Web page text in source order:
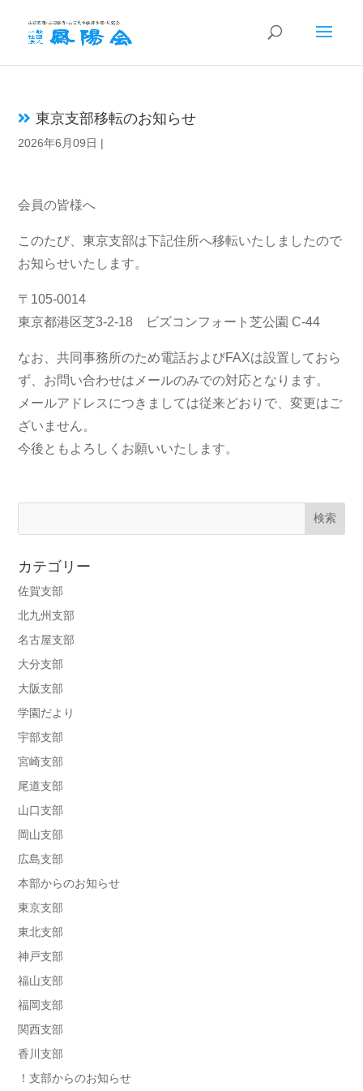
東京支部移転のお知らせ
2026年6月09日 |
会員の皆様へ
このたび、東京支部は下記住所へ移転いたしましたので
お知らせいたします。
〒105-0014
東京都港区芝3-2-18 ビズコンフォート芝公園 C-44
なお、共同事務所のため電話およびFAXは設置しておら
ず、お問い合わせはメールのみでの対応となります。
メールアドレスにつきましては従来どおりで、変更はご
ざいません。
今後ともよろしくお願いいたします。
カテゴリー
佐賀支部
北九州支部
名古屋支部
大分支部
大阪支部
学園だより
宇部支部
宮崎支部
尾道支部
山口支部
岡山支部
広島支部
本部からのお知らせ
東京支部
東北支部
神戸支部
福山支部
福岡支部
関西支部
香川支部
！支部からのお知らせ